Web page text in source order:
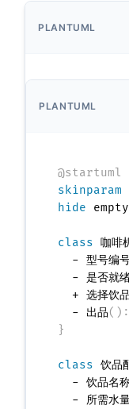
PLANTUML
PLANTUML
@startuml
skinparam
hide
class 咖啡
- 型号编
- 是否就
  + 选择饮品
  - 出品
( ) :
}
class 饮品
- 饮品名
- 所需水